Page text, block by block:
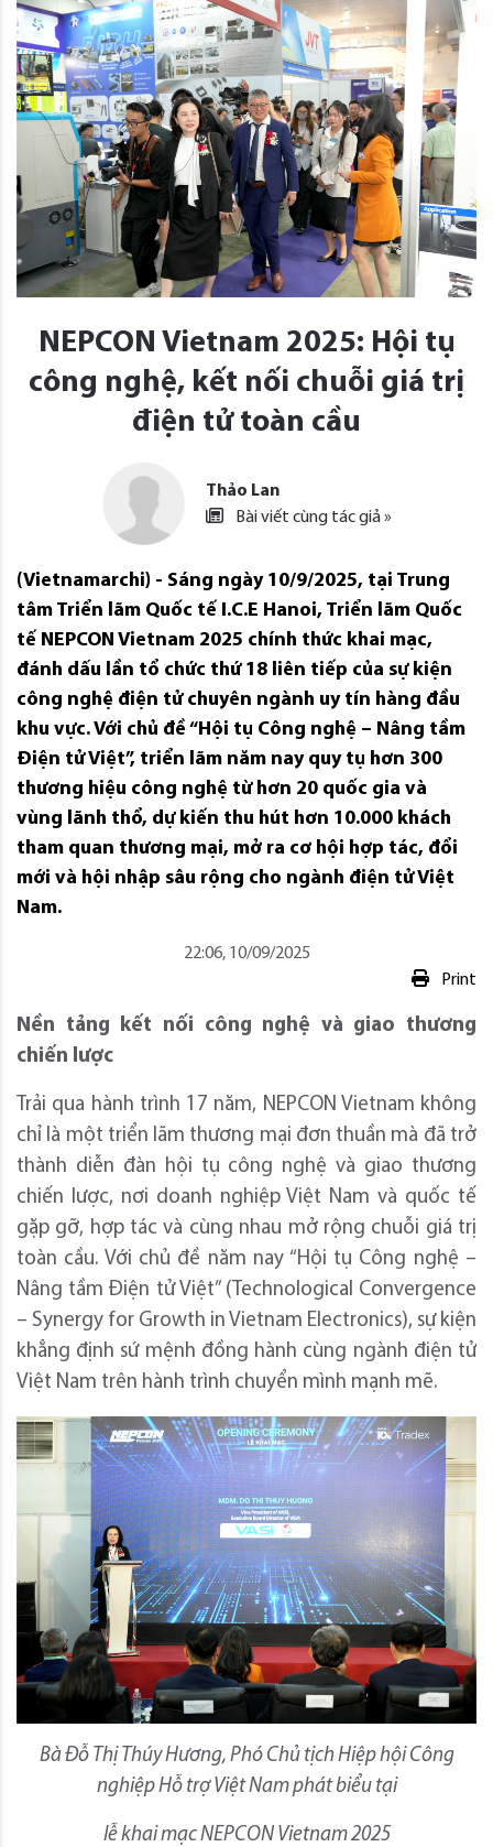
NEPCON Vietnam 2025: Hội tụ
công nghệ, kết nối chuỗi giá trị
điện tử toàn cầu
Thảo Lan
Bài viết cùng tác giả »
(Vietnamarchi) - Sáng ngày 10/9/2025, tại Trung
tâm Triển lãm Quốc tế I.C.E Hanoi, Triển lãm Quốc
tế NEPCON Vietnam 2025 chính thức khai mạc,
đánh dấu lần tổ chức thứ 18 liên tiếp của sự kiện
công nghệ điện tử chuyên ngành uy tín hàng đầu
khu vực. Với chủ đề “Hội tụ Công nghệ – Nâng tầm
Điện tử Việt”, triển lãm năm nay quy tụ hơn 300
thương hiệu công nghệ từ hơn 20 quốc gia và
vùng lãnh thổ, dự kiến thu hút hơn 10.000 khách
tham quan thương mại, mở ra cơ hội hợp tác, đổi
mới và hội nhập sâu rộng cho ngành điện tử Việt
Nam.
22:06, 10/09/2025
Print
Nền tảng kết nối công nghệ và giao thương
chiến lược
Trải qua hành trình 17 năm, NEPCON Vietnam không
chỉ là một triển lãm thương mại đơn thuần mà đã trở
thành diễn đàn hội tụ công nghệ và giao thương
chiến lược, nơi doanh nghiệp Việt Nam và quốc tế
gặp gỡ, hợp tác và cùng nhau mở rộng chuỗi giá trị
toàn cầu. Với chủ đề năm nay “Hội tụ Công nghệ –
Nâng tầm Điện tử Việt” (Technological Convergence
– Synergy for Growth in Vietnam Electronics), sự kiện
khẳng định sứ mệnh đồng hành cùng ngành điện tử
Việt Nam trên hành trình chuyển mình mạnh mẽ.
Bà Đỗ Thị Thúy Hương, Phó Chủ tịch Hiệp hội Công
nghiệp Hỗ trợ Việt Nam phát biểu tại
lễ khai mạc NEPCON Vietnam 2025